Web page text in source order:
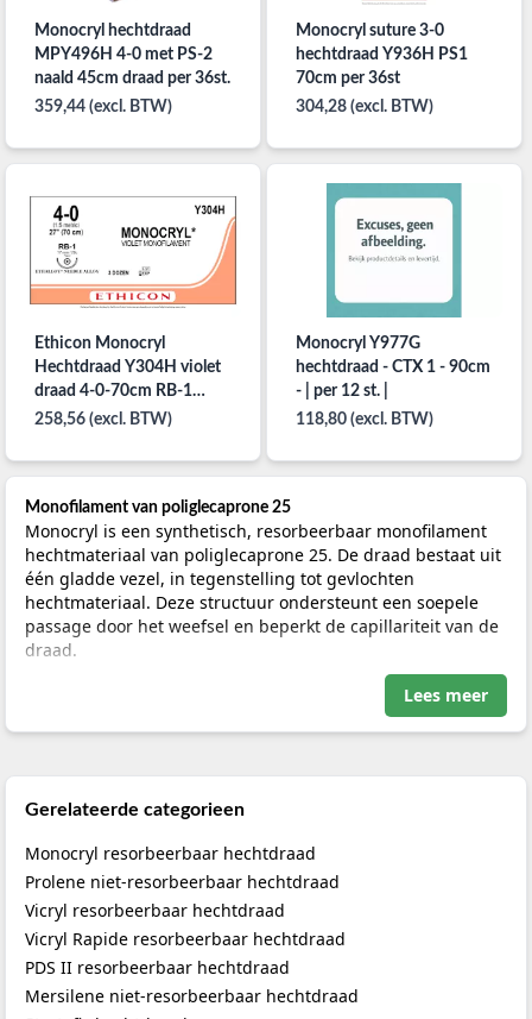
Gerelateerde categorieen
Monocryl resorbeerbaar hechtdraad
Prolene niet-resorbeerbaar hechtdraad
Vicryl resorbeerbaar hechtdraad
Vicryl Rapide resorbeerbaar hechtdraad
PDS II resorbeerbaar hechtdraad
Mersilene niet-resorbeerbaar hechtdraad
Monocryl hechtdraad
MPY496H 4-0 met PS-2
naald 45cm draad per 36st.
359,44 (excl. BTW)
Monocryl suture 3-0
hechtdraad Y936H PS1
70cm per 36st
304,28 (excl. BTW)
Ethicon Monocryl
Hechtdraad Y304H violet
draad 4-0-70cm RB-1
naald per 36st
258,56 (excl. BTW)
Monocryl Y977G
hechtdraad - CTX 1 - 90cm
- | per 12 st. |
118,80 (excl. BTW)
Monofilament van poliglecaprone 25
Monocryl is een synthetisch, resorbeerbaar monofilament
hechtmateriaal van poliglecaprone 25. De draad bestaat uit
één gladde vezel, in tegenstelling tot gevlochten
hechtmateriaal. Deze structuur ondersteunt een soepele
passage door het weefsel en beperkt de capillariteit van de
draad.
Monocryl wordt door hydrolyse afgebroken. Het materiaal is
ontwikkeld voor toepassingen waarbij tijdelijke
91 tot 119 dagen. De feitelijke afbraaksnelheid is afhankelijk
wondconditie, infectie en de conditie van de patiënt.
Voor een breder overzicht van beschikbare materialen,
resorptieprofielen en naald-draadcombinaties kunt u
terecht in de bovenliggende categorie
Wanneer is Monocryl een passende keuze?
Lees meer